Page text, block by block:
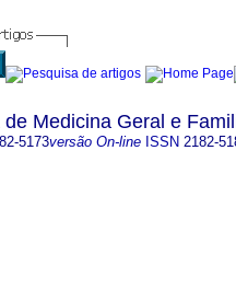
Medicina Geral e
5173versão On-line ISSN 2182-